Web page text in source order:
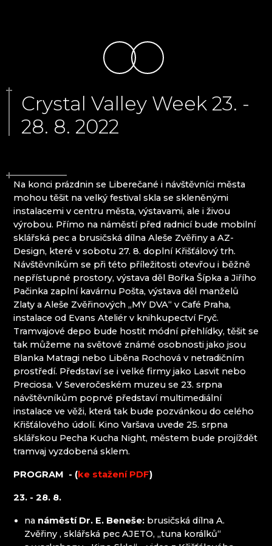
Špindlerův Mlýn
Jizerské hory
Desná
Pěnčín
Smržovka
Zásada
Frýdlantský výběžek
Český ráj
Mírová pod Kozákovem
Turnov
Železný Brod
FILIP LUKAVEC
FLORIÁNOVA HUŤ
HOINEFF GLASS ART
JAROSLAV SKUHRAVÝ - SKLOVITRÁŽ
JITKA SKUHRAVA GLASS
KOLEKTIV ATELIERS
KORÁLKY NB
KUNCGLASS
LASVIT - SKLENĚNÝ DŮM
MEMORY CRYSTAL
MOLS BOHEMIA
NOVOTNÝ GLASS
PAČINEK GLASS
PÍSKOVAČKA
PRECIOSA LIGHTING
PROUSEK EXKLUSIVE LIGHTING
RESORT HVOZD
SKLÁRNA JÍLEK
SKLÁRNA SVOJKOV, JIŘÍ HAIDL
SKLÁŘSKÉ MUZEUM KAMENICKÝ ŠENOV
SKLÁŘSKÉ MUZEUM NOVÝ BOR
SKLENĚNÝ ORLOJ - ČESKÁ KAMENICE
SKLO.
SPOLEK PŘÁTEL CHŘIBSKÉ SKLÁRNY
SUPŠS KAMENICKÝ ŠENOV
SÝPKA LEMBERK
TGK - TECHNIKA, SKLO A UMĚNÍ
TRISHARDS
VAGNERGLASS
VOŠ SKLÁŘSKÁ A SŠ NOVÝ BOR
VYDRY STUDIO
Krkonoše
Crystal Valley Week 23. -
28. 8. 2022
Na konci prázdnin se Liberečané i návštěvníci města
mohou těšit na velký festival skla se skleněnými
instalacemi v centru města, výstavami, ale i živou
výrobou. Přímo na náměstí před radnicí bude mobilní
sklářská pec a brusičská dílna Aleše Zvěřiny a AZ-
Design, které v sobotu 27. 8. doplní Křišťálový trh.
Návštěvníkům se při této příležitosti otevřou i běžně
nepřístupné prostory, výstava děl Bořka Šípka a Jiřího
Pačinka zaplní kavárnu Pošta, výstava děl manželů
Zlaty a Aleše Zvěřinových „MY DVA“ v Café Praha,
instalace od Evans Ateliér v knihkupectví Fryč.
Tramvajové depo bude hostit módní přehlídky, těšit se
tak můžeme na světové známé osobnosti jako jsou
Blanka Matragi nebo Liběna Rochová v netradičním
prostředí. Představí se i velké firmy jako Lasvit nebo
Preciosa. V Severočeském muzeu se 23. srpna
návštěvníkům poprvé představí multimediální
instalace ve věži, která tak bude pozvánkou do celého
Křišťálového údolí. Kino Varšava uvede 25. srpna
sklářskou Pecha Kucha Night, městem bude projíždět
tramvaj vyzdobená sklem.
PROGRAM - (ke stažení PDF)
23. - 28. 8.
na náměstí Dr. E. Beneše: brusičská dílna A.
Zvěřiny , sklářská pec AJETO, „tuna korálků“